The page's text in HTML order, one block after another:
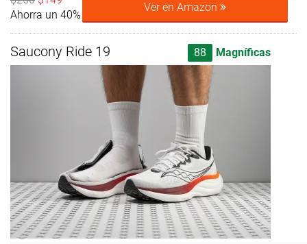
Ahorra un 40%
Ver en Amazon
Saucony Ride 19 88 Magníficas